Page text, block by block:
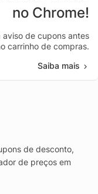
no Chrome!
de cupons antes
carrinho de compras.
Saiba mais
de desconto,
de preços em